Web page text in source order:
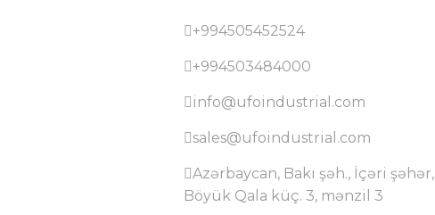
+994505452524
+994503484000
info@ufoindustrial.com
sales@ufoindustrial.com
Azərbaycan, Bakı şəh., İçəri şəhər,
Böyük Qala küç. 3, mənzil 3